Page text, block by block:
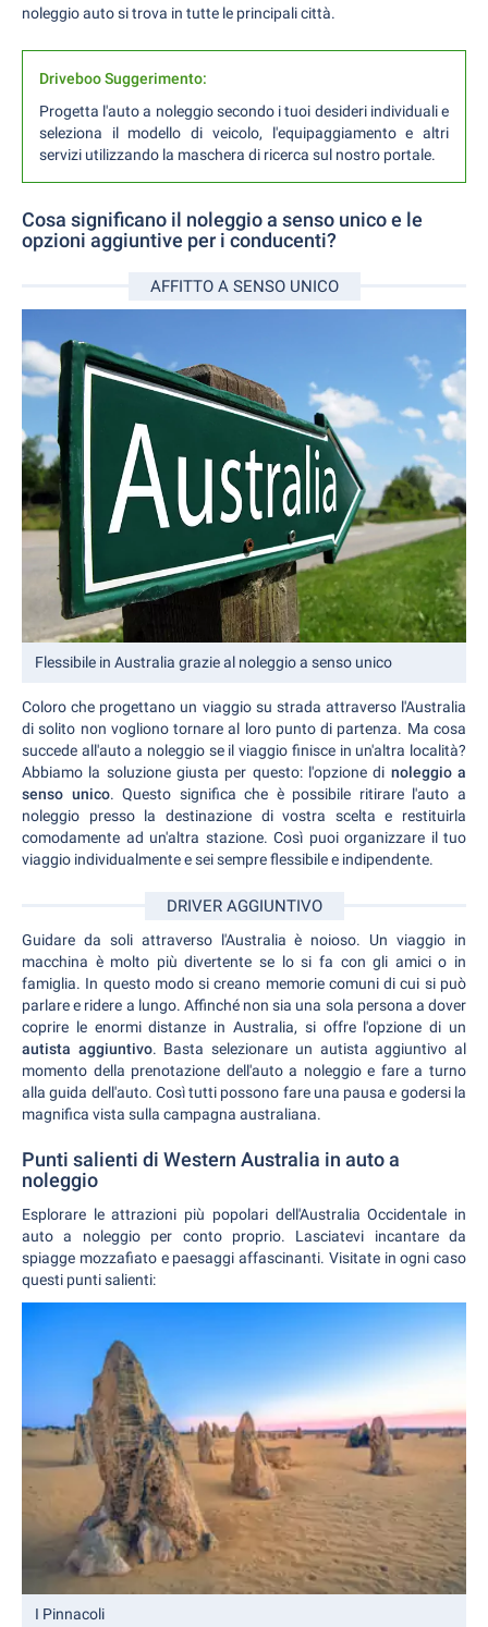
noleggio auto si trova in tutte le principali città.
Driveboo Suggerimento:
Progetta l'auto a noleggio secondo i tuoi desideri individuali e
seleziona il modello di veicolo, l'equipaggiamento e altri
servizi utilizzando la maschera di ricerca sul nostro portale.
Cosa significano il noleggio a senso unico e le
opzioni aggiuntive per i conducenti?
AFFITTO A SENSO UNICO
Flessibile in Australia grazie al noleggio a senso unico
Coloro che progettano un viaggio su strada attraverso l'Australia
di solito non vogliono tornare al loro punto di partenza. Ma cosa
succede all'auto a noleggio se il viaggio finisce in un'altra località?
Abbiamo la soluzione giusta per questo: l'opzione di noleggio a
senso unico. Questo significa che è possibile ritirare l'auto a
noleggio presso la destinazione di vostra scelta e restituirla
comodamente ad un'altra stazione. Così puoi organizzare il tuo
viaggio individualmente e sei sempre flessibile e indipendente.
DRIVER AGGIUNTIVO
Guidare da soli attraverso l'Australia è noioso. Un viaggio in
macchina è molto più divertente se lo si fa con gli amici o in
famiglia. In questo modo si creano memorie comuni di cui si può
parlare e ridere a lungo. Affinché non sia una sola persona a dover
coprire le enormi distanze in Australia, si offre l'opzione di un
autista aggiuntivo. Basta selezionare un autista aggiuntivo al
momento della prenotazione dell'auto a noleggio e fare a turno
alla guida dell'auto. Così tutti possono fare una pausa e godersi la
magnifica vista sulla campagna australiana.
Punti salienti di Western Australia in auto a
noleggio
Esplorare le attrazioni più popolari dell'Australia Occidentale in
auto a noleggio per conto proprio. Lasciatevi incantare da
spiagge mozzafiato e paesaggi affascinanti. Visitate in ogni caso
questi punti salienti:
I Pinnacoli